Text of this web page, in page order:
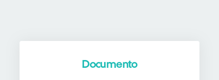
Documento